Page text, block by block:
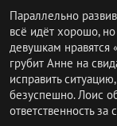
Параллельно
всё идёт хорошо,
девушкам нравятся
грубит Анне на
исправить
безуспешно. Лоис
ответственность за